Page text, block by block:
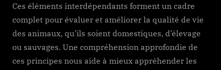
Ces éléments interdépendants forment un cadre
complet pour évaluer et améliorer la qualité de vie
des animaux, qu’ils soient domestiques, d’élevage
ou sauvages. Une compréhension approfondie de
ces principes nous aide à mieux appréhender les